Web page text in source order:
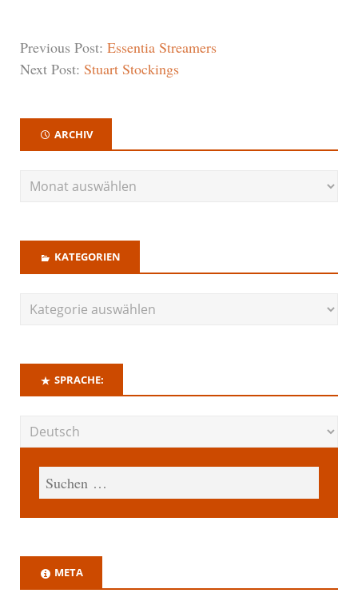
Previous Post: Essentia Streamers
Next Post: Stuart Stockings
ARCHIV
KATEGORIEN
SPRACHE:
META